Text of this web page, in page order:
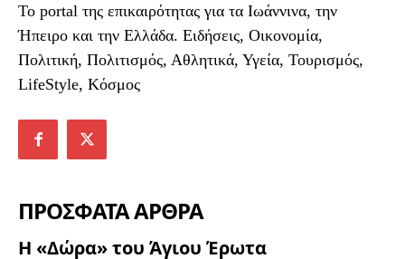
To portal της επικαιρότητας για τα Ιωάννινα, την
Ήπειρο και την Ελλάδα. Ειδήσεις, Οικονομία,
Πολιτική, Πολιτισμός, Αθλητικά, Υγεία, Τουρισμός,
LifeStyle, Κόσμος
ΠΡΟΣΦΑΤΑ ΑΡΘΡΑ
Η «Δώρα» του Άγιου Έρωτα